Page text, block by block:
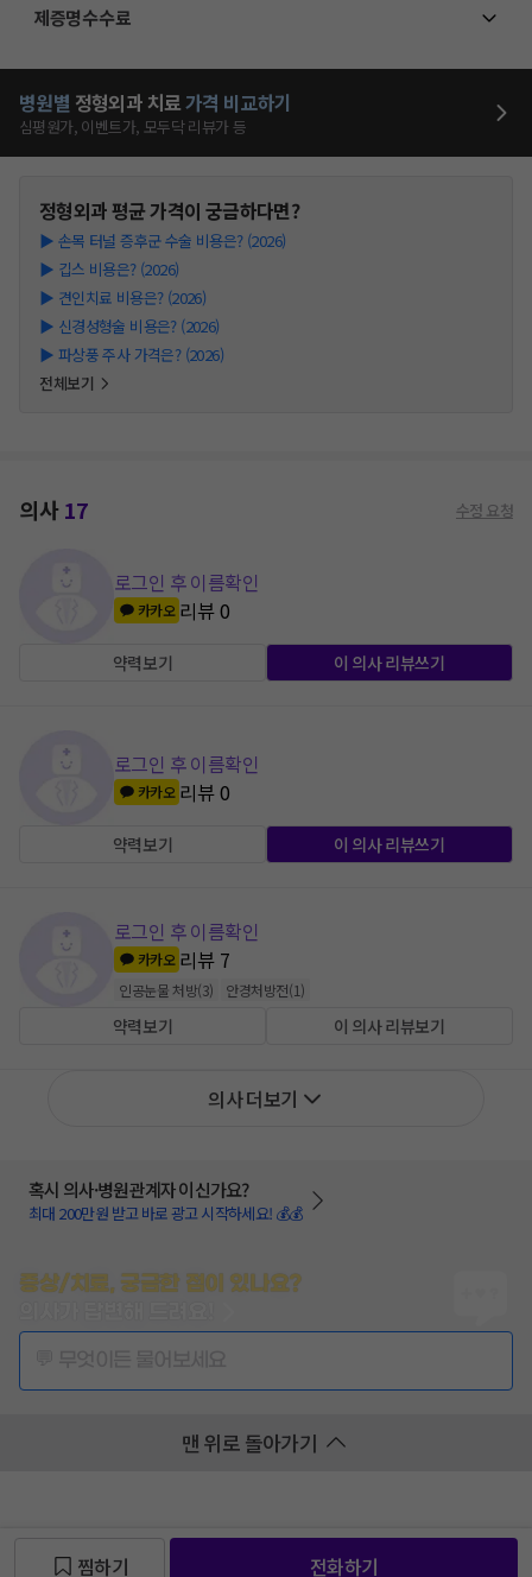
제증명수수료
병원별 정형외과 치료가격 비교하기
심평원가, 이벤트가, 모두닥 리뷰가 등
정형외과평균 가격이 궁금하다면?
▶ 손목 터널 증후군 수술 비용은? (2026)
▶ 깁스 비용은? (2026)
▶ 견인치료 비용은? (2026)
▶ 신경성형술 비용은? (2026)
▶ 파상풍 주사 가격은? (2026)
전체보기
의사17 수정 요청
로그인 후 이름확인
카카오 리뷰0
약력보기 이 의사 리뷰쓰기
로그인 후 이름확인
카카오 리뷰0
약력보기 이 의사 리뷰쓰기
로그인 후 이름확인
카카오 리뷰 7
인공눈물 처방(3) 안경처방전(1)
약력보기 이 의사 리뷰보기
의사 더보기
혹시 의사·병원관계자 이신가요?
최대 200만원 받고 바로 광고 시작하세요! 💰💰
증상/치료, 궁금한 점이 있나요?
맨 위로 돌아가기
찜하기 전화하기